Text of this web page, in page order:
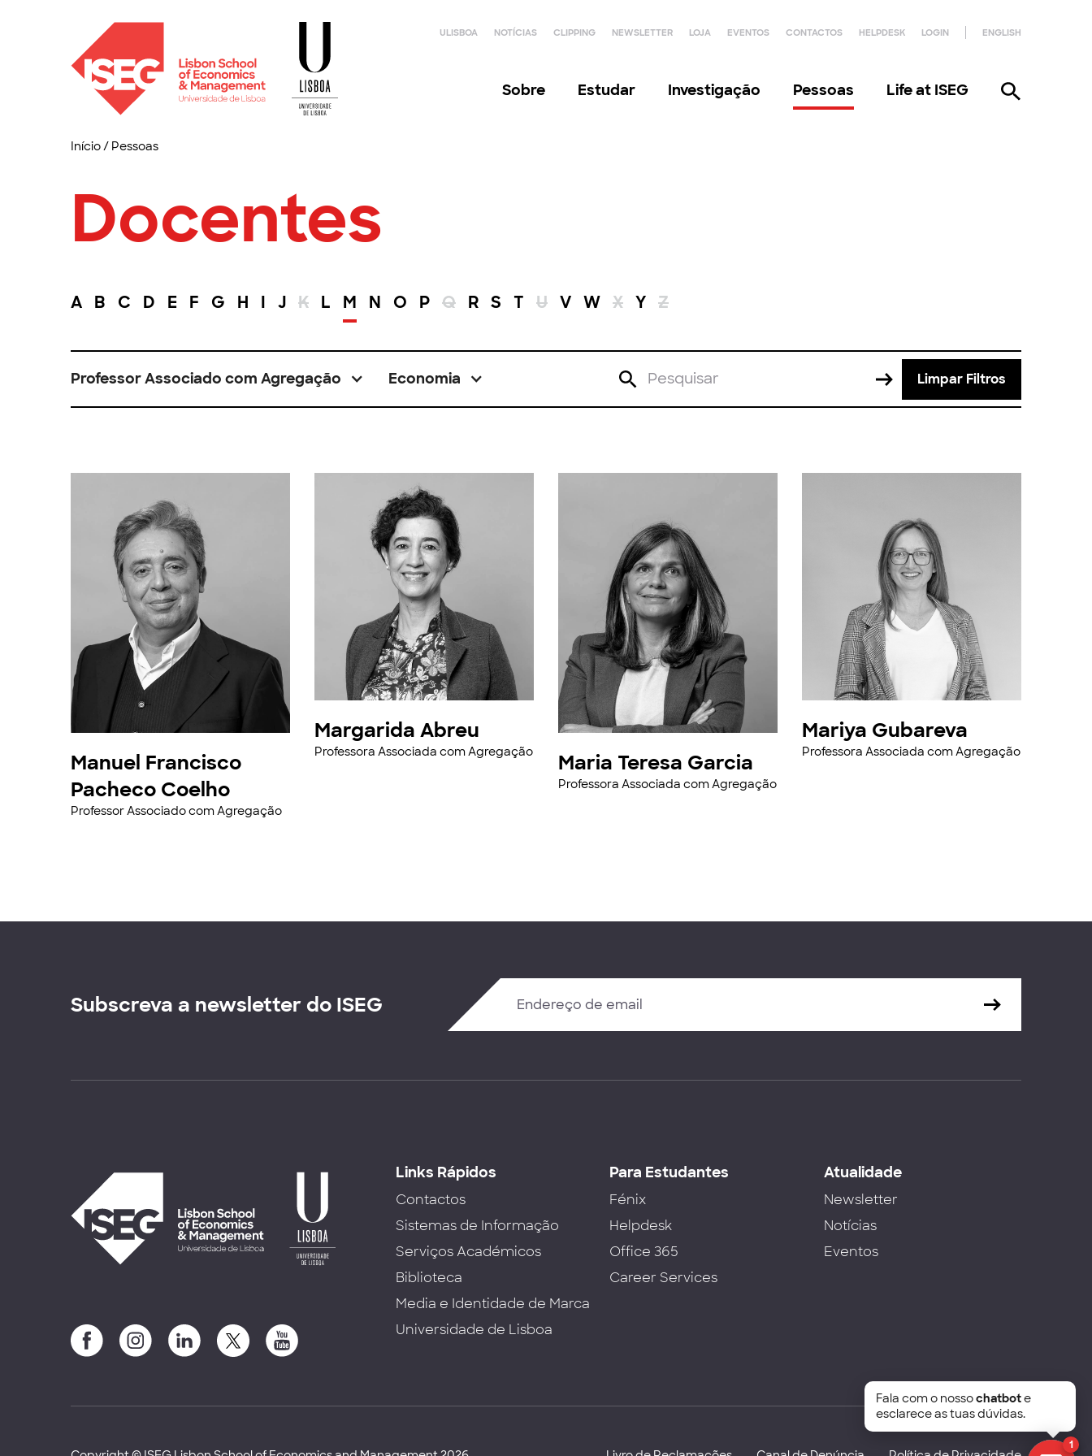
ULISBOA NOTÍCIAS CLIPPING NEWSLETTER LOJA EVENTOS CONTACTOS HELPDESK LOGIN ENGLISH
Sobre Estudar Investigação Pessoas Life at ISEG
Início/ Pessoas
Docentes
A B C D E F G H I J K L M N O P Q R S T U V W X Y Z
Professor Associado com Agregação Economia Limpar Filtros
Manuel Francisco
Pacheco Coelho
Professor Associado com Agregação
Margarida Abreu
Professora Associada com Agregação Maria Teresa Garcia
Professora Associada com Agregação
Mariya Gubareva
Professora Associada com Agregação
Subscreva a newsletter do ISEG
Links Rápidos
Contactos
Sistemas de Informação
Serviços Académicos
Biblioteca
Media e Identidade de Marca
Universidade de Lisboa
Para Estudantes
Fénix
Helpdesk
Office 365
Career Services
Atualidade
Newsletter
Notícias
Eventos
1
Fala com o nossochatbote
esclarece as tuas dúvidas.